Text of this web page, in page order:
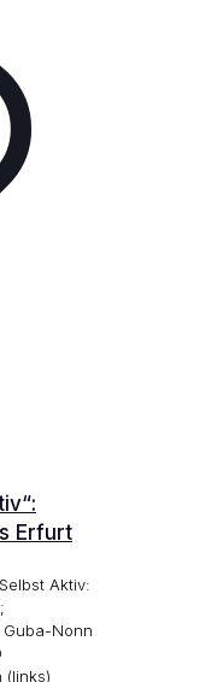
Erfurt
Aktiv:
Nonn
(links)